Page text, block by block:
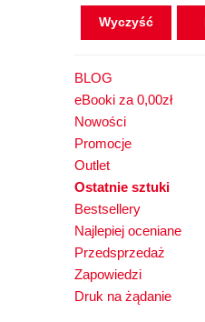
Wyczyść
BLOG
eBooki za 0,00zł
Nowości
Promocje
Outlet
Ostatnie sztuki
Bestsellery
Najlepiej oceniane
Przedsprzedaż
Zapowiedzi
Druk na żądanie